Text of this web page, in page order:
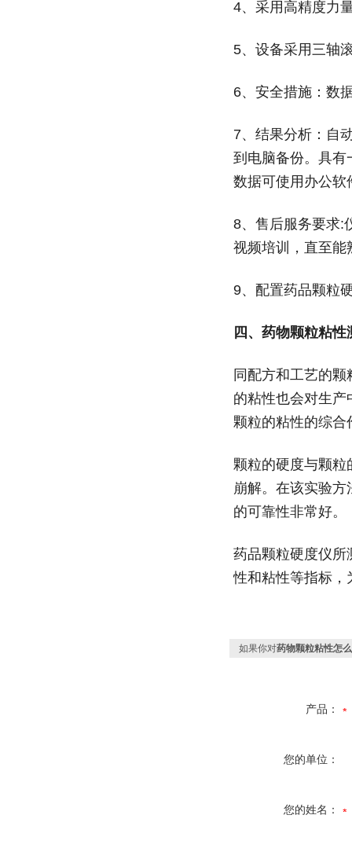
4、采用高精度力
5、设备采用三轴
6、安全措施：数
7、结果分析：自
到电脑备份。具有
数据可使用办公软
8、售后服务要求:
视频培训，直至能
9、配置药品颗粒
四、 药物颗粒粘性
同配方和工艺的
的粘性也会对生
颗粒的粘性的综合
颗粒的硬度与颗粒
崩解。在该实验
的可靠性非常好。
药品颗粒硬度仪所
性和粘性等指标，
如果你对药物颗粒粘性怎
产品：
您的单位：
您的姓名：